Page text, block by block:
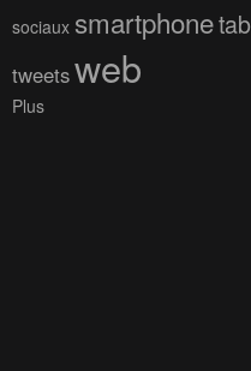
sociaux smartphone
tweetsweb
Plus